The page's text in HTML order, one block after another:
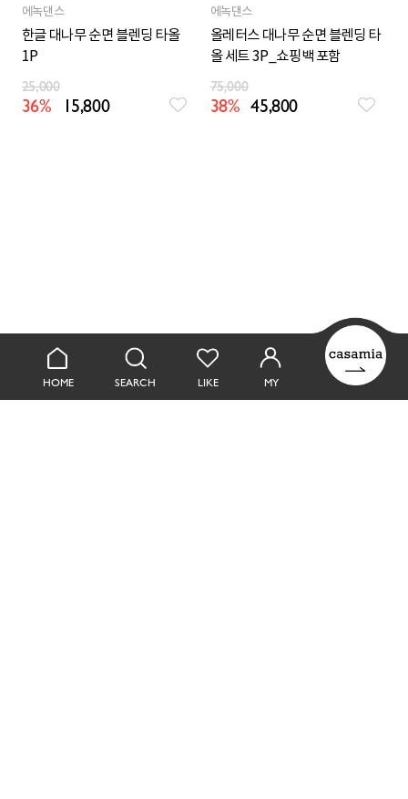
에녹댄스
한글 대나무 순면 블렌딩 타올
1P
25,000
36% 15,800
에녹댄스
올레터스 대나무 순면 블렌딩 타
올 세트 3P_쇼핑백 포함
75,000
38% 45,800
HOME SEARCH LIKE MY